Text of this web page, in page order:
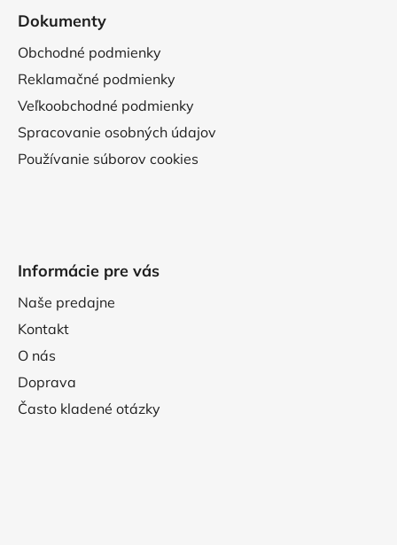
Dokumenty
Obchodné podmienky
Reklamačné podmienky
Veľkoobchodné podmienky
Spracovanie osobných údajov
Používanie súborov cookies
Informácie pre vás
Naše predajne
Kontakt
O nás
Doprava
Často kladené otázky